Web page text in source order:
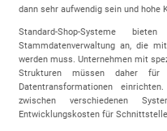
dann sehr aufwendig sein und hohe
Standard-Shop-Systeme
Stammdatenverwaltung an, die
werden muss. Unternehmen mit
Strukturen müssen daher für
Datentransformationen
zwischen verschiedenen
Entwicklungskosten für